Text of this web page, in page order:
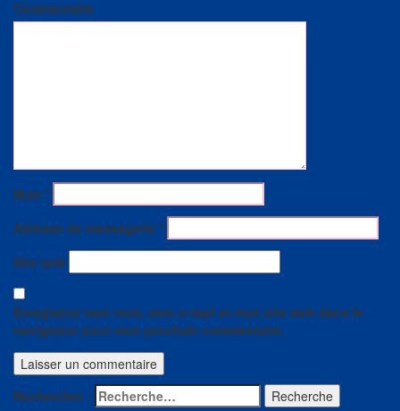
Commentaire
Nom *
Adresse de messagerie *
Site web
Enregistrer mon nom, mon e-mail et mon site web dans le
navigateur pour mon prochain commentaire.
Rechercher : Recherche